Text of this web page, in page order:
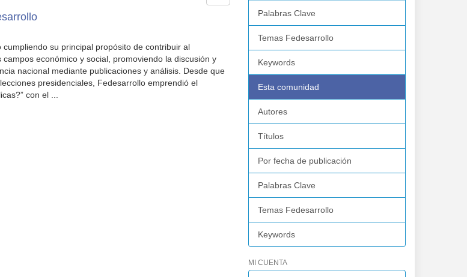
su principal propósito de contribuir al
económico y social, promoviendo la discusión y
nacional mediante publicaciones y análisis. Desde que
presidenciales, Fedesarrollo emprendió el
con el ...
Palabras Clave
Temas Fedesarrollo
Keywords
Esta comunidad
Autores
Títulos
Por fecha de publicación
Palabras Clave
Temas Fedesarrollo
Keywords
MI CUENTA